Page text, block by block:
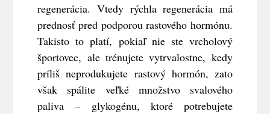
regenerácia. Vtedy rýchla regenerácia má
prednosť pred podporou rastového hormónu.
Takisto to platí, pokiaľ nie ste vrcholový
športovec, ale trénujete vytrvalostne, kedy
príliš neprodukujete rastový hormón, zato
však spálite veľké množstvo svalového
paliva – glykogénu, ktoré potrebujete